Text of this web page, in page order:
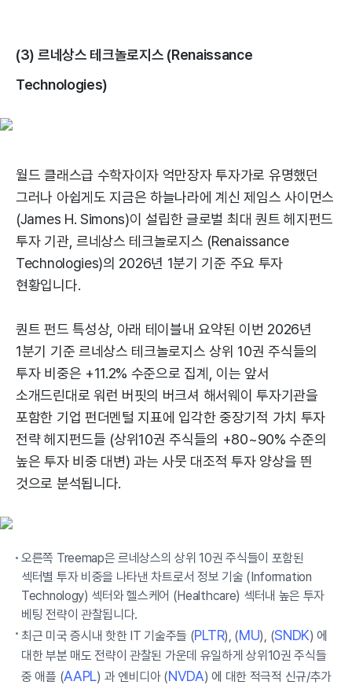
(3) 르네상스 테크놀로지스 (Renaissance
Technologies)
월드 클래스급 수학자이자 억만장자 투자가로 유명했던
그러나 아쉽게도 지금은 하늘나라에 계신 제임스 사이먼스
(James H. Simons)이 설립한 글로벌 최대 퀀트 헤지펀드
투자 기관, 르네상스 테크놀로지스 (Renaissance
Technologies)의 2026년 1분기 기준 주요 투자
현황입니다.
퀀트 펀드 특성상, 아래 테이블내 요약된 이번 2026년
1분기 기준 르네상스 테크놀로지스 상위 10권 주식들의
투자 비중은 +11.2% 수준으로 집계, 이는 앞서
소개드린대로 워런 버핏의 버크셔 해서웨이 투자기관을
포함한 기업 펀더멘털 지표에 입각한 중장기적 가치 투자
전략 헤지펀드들 (상위10권 주식들의 +80~90% 수준의
높은 투자 비중 대변) 과는 사뭇 대조적 투자 양상을 띈
것으로 분석됩니다.
오른쪽 Treemap은 르네상스의 상위 10권 주식들이 포함된
섹터별 투자 비중을 나타낸 차트로서 정보 기술 (Information
Technology) 섹터와 헬스케어 (Healthcare) 섹터내 높은 투자
베팅 전략이 관찰됩니다.
최근 미국 증시내 핫한 IT 기술주들 (PLTR), (MU), (SNDK) 에
대한 부분 매도 전략이 관찰된 가운데 유일하게 상위10권 주식들
중 애플 (AAPL) 과 엔비디아 (NVDA) 에 대한 적극적 신규/추가